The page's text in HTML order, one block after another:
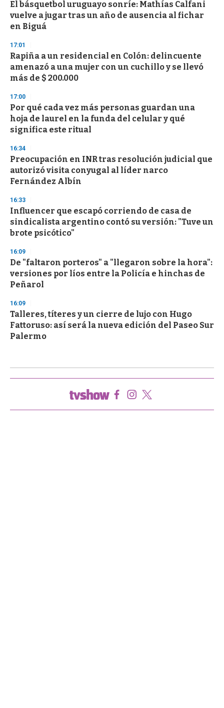
c
o
n
El básquetbol uruguayo sonríe: Mathías Calfani
vuelve a jugar tras un año de ausencia al fichar
en Biguá
17:01
Rapiña a un residencial en Colón: delincuente
amenazó a una mujer con un cuchillo y se llevó
más de $ 200.000
17:00
Por qué cada vez más personas guardan una
hoja de laurel en la funda del celular y qué
significa este ritual
16:34
Preocupación en INR tras resolución judicial que
autorizó visita conyugal al líder narco
Fernández Albín
16:33
Influencer que escapó corriendo de casa de
sindicalista argentino contó su versión: "Tuve un
brote psicótico"
16:09
De "faltaron porteros" a "llegaron sobre la hora":
versiones por líos entre la Policía e hinchas de
Peñarol
16:09
Talleres, títeres y un cierre de lujo con Hugo
Fattoruso: así será la nueva edición del Paseo Sur
Palermo